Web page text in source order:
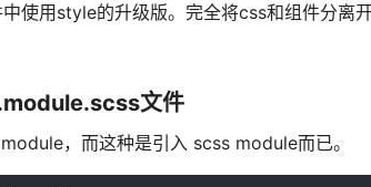
使用style的升级版。完全将css和组件分离
文件
，而这种是引入 scss module而已。